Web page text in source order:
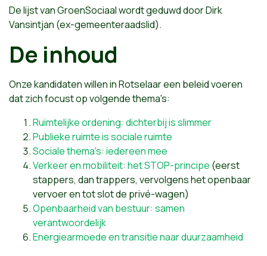
De lijst van GroenSociaal wordt geduwd door Dirk
Vansintjan (ex-gemeenteraadslid).
De inhoud
Onze kandidaten willen in Rotselaar een beleid voeren
dat zich focust op volgende thema's:
Ruimtelijke ordening: dichterbij is slimmer
Publieke ruimte is sociale ruimte
Sociale thema's: iedereen mee
Verkeer en mobiliteit: het STOP-principe (eerst
stappers, dan trappers, vervolgens het openbaar
vervoer en tot slot de privé-wagen)
Openbaarheid van bestuur: samen
verantwoordelijk
Energiearmoede en transitie naar duurzaamheid